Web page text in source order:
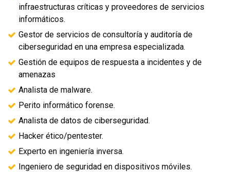
infraestructuras críticas y proveedores de servicios
informáticos.
Gestor de servicios de consultoría y auditoría de
ciberseguridad en una empresa especializada.
Gestión de equipos de respuesta a incidentes y de
amenazas
Analista de malware.
Perito informático forense.
Analista de datos de ciberseguridad.
Hacker ético/pentester.
Experto en ingeniería inversa.
Ingeniero de seguridad en dispositivos móviles.